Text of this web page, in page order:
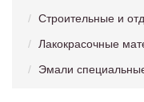
Строительные и
Лакокрасочные
Эмали